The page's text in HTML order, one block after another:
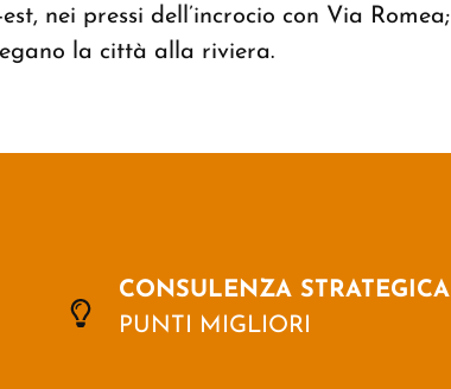
nei pressi dell’incrocio con Via Romea;
la città alla riviera.
CONSULENZA STRATEGICA
PUNTI MIGLIORI